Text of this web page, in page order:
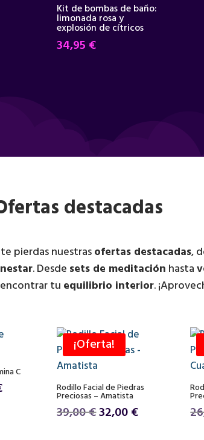
Kit de bombas de baño:
limonada rosa y
explosión de cítricos
34,95 €
destacadas
pierdas nuestrasofertas destacadas,
. Desde sets de meditación hasta
tu equilibrio interior.
C
El
¡Oferta!
Rodillo Facial de Piedras
Preciosas – Amatista
39,00€El
32,00€El